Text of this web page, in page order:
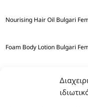
Nourising Hair Oil Bulgari
Foam Body Lotion Bulgari